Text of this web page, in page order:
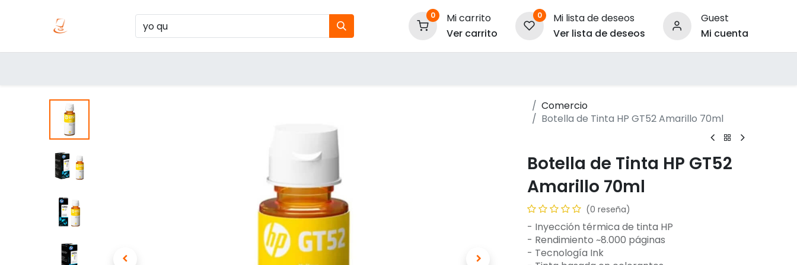
0
Mi carrito
Ver carrito
0
Mi lista de deseos
Ver lista de deseos
Guest
Mi cuenta
Comercio
Botella de Tinta HP GT52 Amarillo 70ml
Botella de Tinta HP GT52
Amarillo 70ml
(0 reseña)
- Inyección térmica de tinta HP
- Rendimiento ~8.000 páginas
- Tecnología Ink